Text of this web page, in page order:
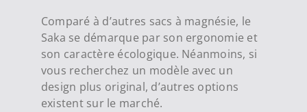
Comparé à d’autres sacs à magnésie, le
Saka se démarque par son ergonomie et
son caractère écologique. Néanmoins, si
vous recherchez un modèle avec un
design plus original, d’autres options
existent sur le marché.